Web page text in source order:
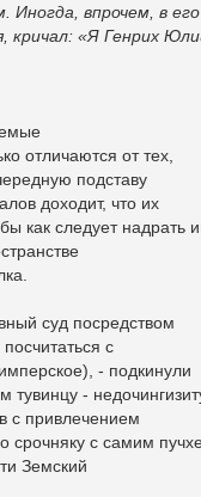
Иногда, впрочем, в его
кричал: «Я Генрих
отличаются от тех,
подставу
доходит, что их
как следует надрать
суд посредством
с
- подкинули
-
с привлечением
срочняку с самим
Земский